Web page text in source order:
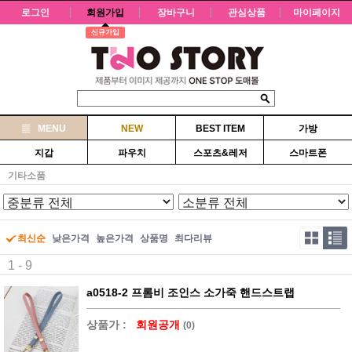
로그인 회원가입
신규가입
장바구니 관심상품 마이페이지
MENU NEW BEST ITEM 가방
지갑 파우치 스포츠&레저 스마트폰
기타소품
최신순 낮은가격 높은가격 상품명 최다리뷰
1 - 9
a0518-2 프롬비 조인스 소가죽 핸드스트랩
상품가 : 회원공개 (0)